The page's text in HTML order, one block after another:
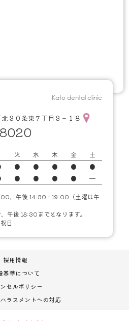
Kato dental clinic
３０条東７丁目３－１８
火 水 木 金
土
● ● ● ●
●
● ● ● ● ━
、午後 14:30 - 19:00（土曜は午
午後 18:30までとなります。
日
採用情報
基準について
セルポリシー
ラスメントへの対応